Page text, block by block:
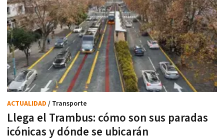
Llega el Trambus: cómo son sus paradas
icónicas y dónde se ubicarán
ACTUALIDAD / Transporte